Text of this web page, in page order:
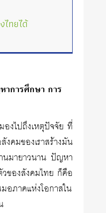
ไทยได้
การศึกษา การ
งไปถึงเหตุปัจจัย ที่
มของเราสร้างมัน
นมายาวนาน ปัญหา
ของสังคมไทย ก็คือ
อภาคแห่งโอกาสใน